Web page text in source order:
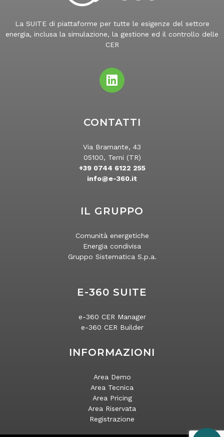
La SUITE di piattaforme per tutte le esigenze del settore
energia, inclusa la simulazione, la gestione ed il controllo delle
CER
CONTATTI
Via Bramante, 43
05100, Terni (TR)
+39 0744 6122 255
info@e-360.it
IL GRUPPO
Comunità energetiche
Energia condivisa
Gruppo Sistematica S.p.a.
E-360 SUITE
e-360 CER Manager
e-360 CER Builder
INFORMAZIONI
Area Demo
Area Tecnica
Area Pricing
Area Riservata
Registrazione